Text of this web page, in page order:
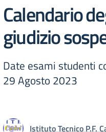
Calendario
giudizio
Date esami studenti
29 Agosto 2023
Istituto Tecnico P.F.